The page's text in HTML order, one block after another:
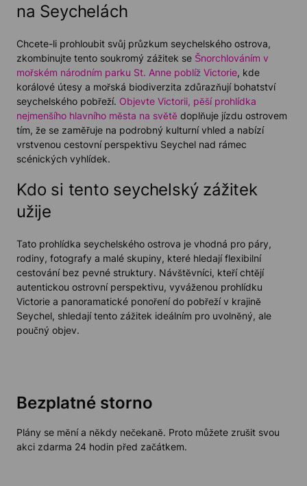
na Seychelách
Chcete-li prohloubit svůj průzkum seychelského ostrova,
zkombinujte tento soukromý zážitek se Šnorchlováním v
mořském národním parku St. Anne poblíž Victorie, kde
korálové útesy a mořská biodiverzita zdůrazňují bohatství
seychelského pobřeží. Objevte Victorii, pěší prohlídka
nejmenšího hlavního města na světě doplňuje jízdu ostrovem
tím, že se zaměřuje na podrobný kulturní vhled a nabízí
vrstvenou cestovní perspektivu Seychel nad rámec
scénických vyhlídek.
Kdo si tento seychelský zážitek
užije
Tato prohlídka seychelského ostrova je vhodná pro páry,
rodiny, fotografy a malé skupiny, které hledají flexibilní
cestování bez pevné struktury. Návštěvníci, kteří chtějí
autentickou ostrovní perspektivu, vyváženou prohlídku
Victorie a panoramatické ponoření do pobřeží v krajině
Seychel, shledají tento zážitek ideálním pro uvolněný, ale
poučný objev.
Bezplatné storno
Plány se mění a někdy nečekaně. Proto můžete zrušit svou
akci zdarma 24 hodin před začátkem.